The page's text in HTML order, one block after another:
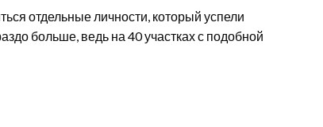
отдельные личности, который успели
больше, ведь на 40 участках с подобной